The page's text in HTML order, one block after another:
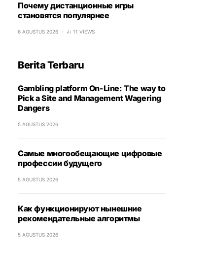
Почему дистанционные игры
становятся популярнее
6 AGUSTUS 2026 11 VIEWS
Berita Terbaru
Gambling platform On-Line: The way to
Pick a Site and Management Wagering
Dangers
5 AGUSTUS 2026
Самые многообещающие цифровые
профессии будущего
5 AGUSTUS 2026
Как функционируют нынешние
рекомендательные алгоритмы
5 AGUSTUS 2026